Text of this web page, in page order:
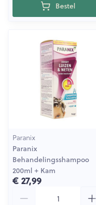
Bestel
Paranix
Paranix
Behandelingsshampoo
200ml + Kam
€ 27,99